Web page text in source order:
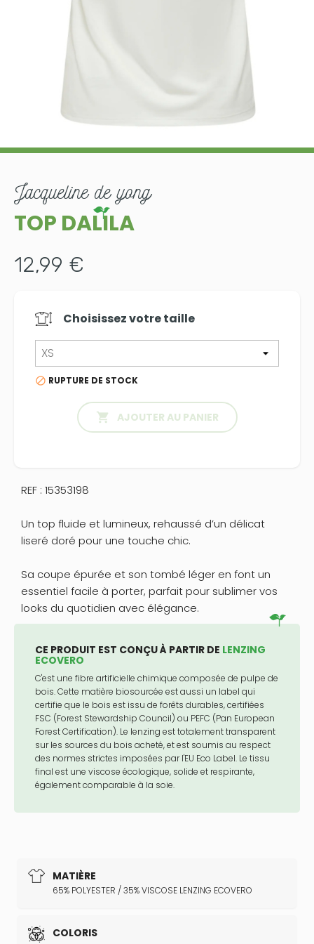
jacqueline de yong
TOP DALILA
12,99 €
Choisissez votretaille
 RUPTURE DE STOCK
 AJOUTER AU PANIER
MATIÈRE
65% POLYESTER / 35% VISCOSE LENZING ECOVERO
COLORIS
CE PRODUIT EST CONÇU À PARTIR DE LENZING
ECOVERO
C'est une fibre artificielle chimique composée de pulpe de
bois. Cette matière biosourcée est aussi un label qui
certifie que le bois est issu de forêts durables, certifiées
FSC (Forest Stewardship Council) ou PEFC (Pan European
Forest Certification). Le lenzing est totalement transparent
sur les sources du bois acheté, et est soumis au respect
des normes strictes imposées par l'EU Eco Label. Le tissu
final est une viscose écologique, solide et respirante,
également comparable à la soie.
REF : 15353198
Un top fluide et lumineux, rehaussé d’un délicat
liseré doré pour une touche chic.
Sa coupe épurée et son tombé léger en font un
essentiel facile à porter, parfait pour sublimer vos
looks du quotidien avec élégance.